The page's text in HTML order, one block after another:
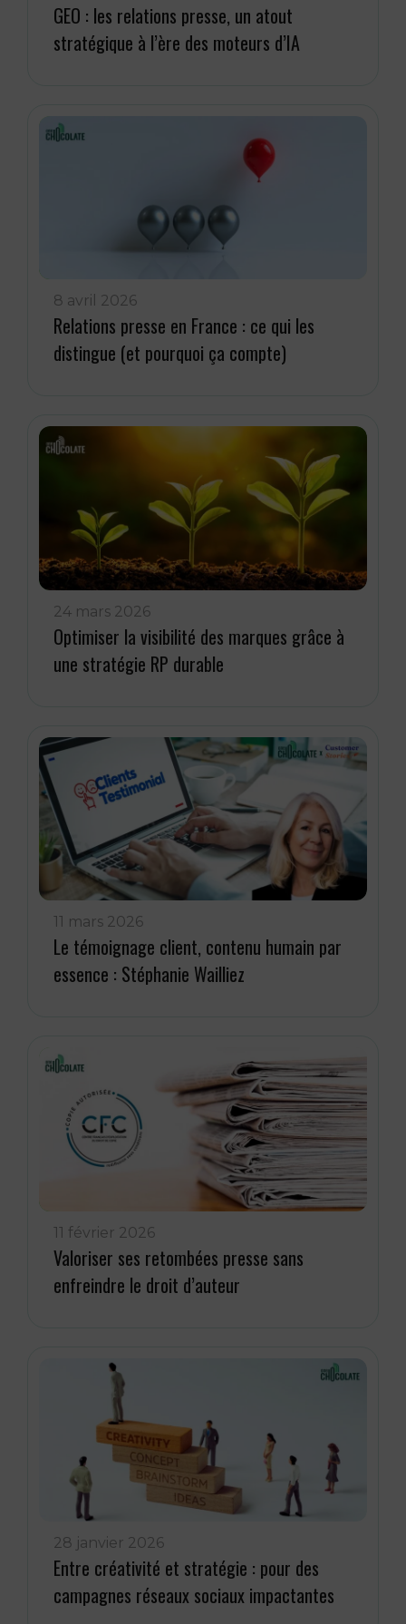
GEO : les relations presse, un atout
stratégique à l’ère des moteurs d’IA
8 avril 2026
Relations presse en France : ce qui les
distingue (et pourquoi ça compte)
24 mars 2026
Optimiser la visibilité des marques grâce à
une stratégie RP durable
11 mars 2026
Le témoignage client, contenu humain par
essence : Stéphanie Wailliez
11 février 2026
Valoriser ses retombées presse sans
enfreindre le droit d’auteur
28 janvier 2026
Entre créativité et stratégie : pour des
campagnes réseaux sociaux impactantes